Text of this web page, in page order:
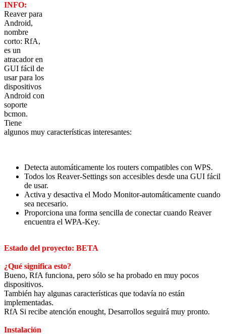
INFO:
Reaver para
Android,
nombre
corto: RfA,
es un
atracador en
GUI fácil de
usar para los
dispositivos
Android con
soporte
bcmon.
Tiene
algunos muy características interesantes:
Detecta automáticamente los routers compatibles con WPS.
Todos los Reaver-Settings son accesibles desde una GUI fácil
de usar.
Activa y desactiva el Modo Monitor-automáticamente cuando
sea necesario.
Proporciona una forma sencilla de conectar cuando Reaver
encuentra el WPA-Key.
Estado del proyecto: BETA
¿Qué significa esto?
Bueno, RfA funciona, pero sólo se ha probado en muy pocos
dispositivos.
También hay algunas características que todavía no están
implementadas.
RfA Si recibe atención enought, Desarrollos seguirá muy pronto.
Instalación